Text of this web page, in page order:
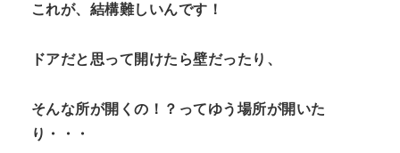
これが、結構難しいんです！
ドアだと思って開けたら壁だったり、
そんな所が開くの！？ってゆう場所が開いた
り・・・